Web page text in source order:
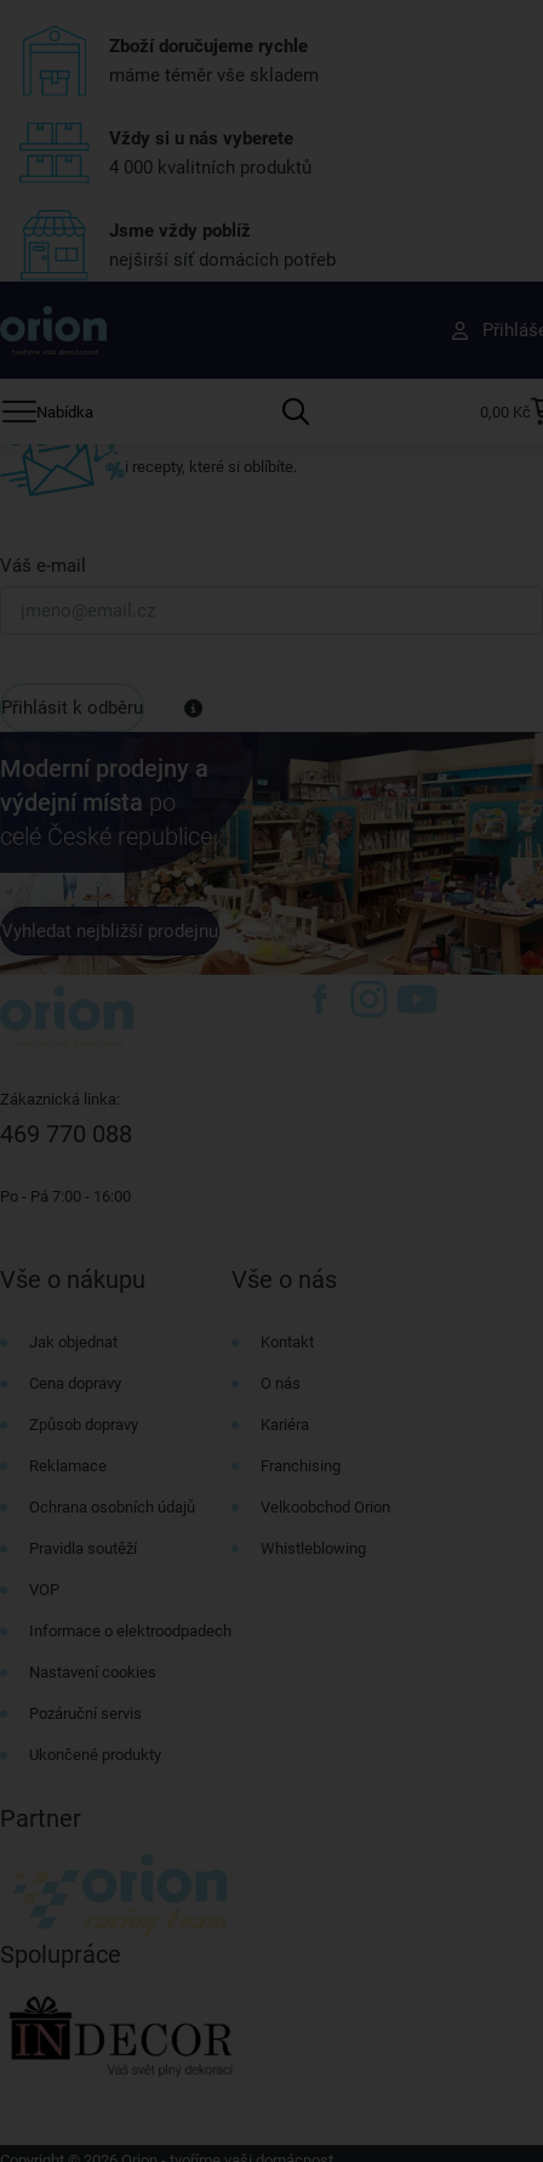
Zboží doručujeme rychle
máme téměr vše skladem
Vždy si u nás vyberete
4 000 kvalitních produktů
Jsme vždy poblíž
nejširší síť domácích potřeb
Nabídka 0,00 Kč
Získejte rady, recepty a tipy na slevy dřív než
ostatní
Přihlaste se k odběru našeho newsletteru.
i recepty, které si oblíbíte.
Váš e-mail
Přihlásit k odběru
Moderní prodejny a
výdejní místa po
celé České republice
Vyhledat nejbližší prodejnu
Zákaznická linka:
469 770 088
Po - Pá 7:00 - 16:00
Vše o nákupu
Jak objednat
Cena dopravy
Způsob dopravy
Reklamace
Ochrana osobních údajů
Pravidla soutěží
VOP
Informace o elektroodpadech
Nastavení cookies
Pozáruční servis
Ukončené produkty
Vše o nás
Kontakt
O nás
Kariéra
Franchising
Velkoobchod Orion
Whistleblowing
Partner
Spolupráce